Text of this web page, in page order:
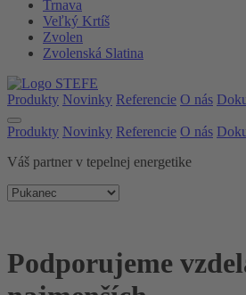
Trnava
Veľký Krtíš
Zvolen
Zvolenská Slatina
Produkty Novinky Referencie O nás
Produkty Novinky Referencie O nás
Váš partner v tepelnej energetike
Podporujeme